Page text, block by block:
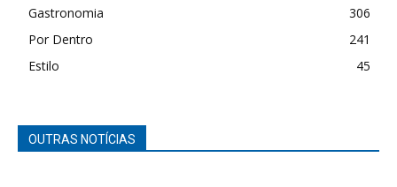
Gastronomia
306
Por Dentro
241
Estilo
45
OUTRAS NOTÍCIAS